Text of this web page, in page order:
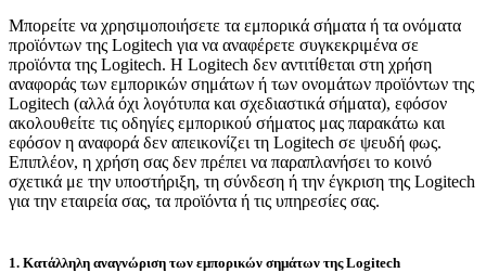
Μπορείτε να χρησιμοποιήσετε τα εμπορικά σήματα ή τα ονόματα
προϊόντων της Logitech για να αναφέρετε συγκεκριμένα σε
προϊόντα της Logitech. Η Logitech δεν αντιτίθεται στη χρήση
αναφοράς των εμπορικών σημάτων ή των ονομάτων προϊόντων της
Logitech (αλλά όχι λογότυπα και σχεδιαστικά σήματα), εφόσον
ακολουθείτε τις οδηγίες εμπορικού σήματος μας παρακάτω και
εφόσον η αναφορά δεν απεικονίζει τη Logitech σε ψευδή φως.
Επιπλέον, η χρήση σας δεν πρέπει να παραπλανήσει το κοινό
σχετικά με την υποστήριξη, τη σύνδεση ή την έγκριση της Logitech
για την εταιρεία σας, τα προϊόντα ή τις υπηρεσίες σας.
1. Κατάλληλη αναγνώριση των εμπορικών σημάτων της Logitech